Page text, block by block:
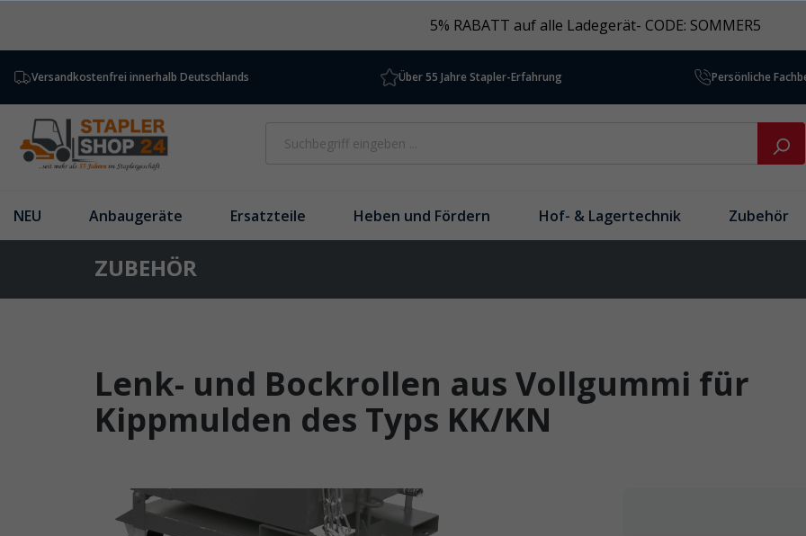
5% RABATT auf alle Ladegerät- CODE: SOMMER5
Versandkostenfrei innerhalb Deutschlands Über 55 Jahre Stapler-Erfahrung Persönliche
NEU Anbaugeräte Ersatzteile Heben und Fördern Hof- & Lagertechnik Zubehör
ZUBEHÖR
Lenk- und Bockrollen aus Vollgummi für
Kippmulden des Typs KK/KN